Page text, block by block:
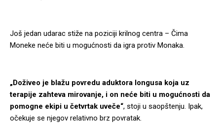
Još jedan udarac stiže na poziciji krilnog centra – Čima
Moneke neće biti u mogućnosti da igra protiv Monaka.
„Doživeo je blažu povredu aduktora longusa koja uz
terapije zahteva mirovanje, i on neće biti u mogućnosti da
pomogne ekipi u četvrtak uveče“, stoji u saopštenju. Ipak,
očekuje se njegov relativno brz povratak.